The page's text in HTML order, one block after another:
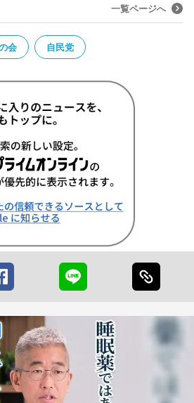
一覧ページへ
会 自民党